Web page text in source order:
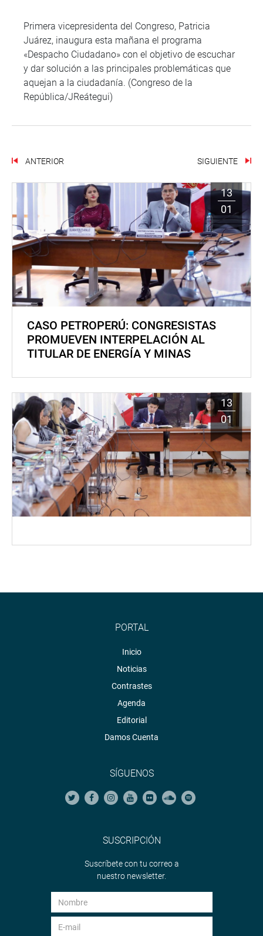
Primera vicepresidenta del Congreso, Patricia
Juárez, inaugura esta mañana el programa
«Despacho Ciudadano» con el objetivo de escuchar
y dar solución a las principales problemáticas que
aquejan a la ciudadanía. (Congreso de la
República/JReátegui)
ANTERIOR SIGUIENTE
13
01
CASO PETROPERÚ: CONGRESISTAS
PROMUEVEN INTERPELACIÓN AL
TITULAR DE ENERGÍA Y MINAS
13
01
PORTAL
Inicio
Noticias
Contrastes
Agenda
Editorial
Damos Cuenta
SÍGUENOS
SUSCRIPCIÓN
Suscríbete con tu correo a
nuestro newsletter.